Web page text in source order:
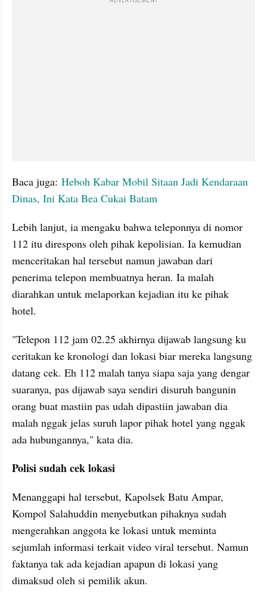
Baca juga: Heboh Kabar Mobil Sitaan Jadi Kendaraan
Dinas, Ini Kata Bea Cukai Batam
Lebih lanjut, ia mengaku bahwa teleponnya di nomor
112 itu direspons oleh pihak kepolisian. Ia kemudian
menceritakan hal tersebut namun jawaban dari
penerima telepon membuatnya heran. Ia malah
diarahkan untuk melaporkan kejadian itu ke pihak
hotel.
"Telepon 112 jam 02.25 akhirnya dijawab langsung ku
ceritakan ke kronologi dan lokasi biar mereka langsung
datang cek. Eh 112 malah tanya siapa saja yang dengar
suaranya, pas dijawab saya sendiri disuruh bangunin
orang buat mastiin pas udah dipastiin jawaban dia
malah nggak jelas suruh lapor pihak hotel yang nggak
ada hubungannya," kata dia.
Polisi sudah cek lokasi
Menanggapi hal tersebut, Kapolsek Batu Ampar,
Kompol Salahuddin menyebutkan pihaknya sudah
mengerahkan anggota ke lokasi untuk meminta
sejumlah informasi terkait video viral tersebut. Namun
faktanya tak ada kejadian apapun di lokasi yang
dimaksud oleh si pemilik akun.